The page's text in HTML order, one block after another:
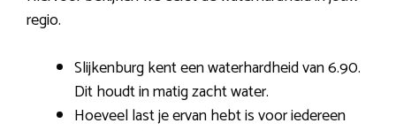
regio.
Slijkenburg kent een waterhardheid van 6.90.
Dit houdt in matig zacht water.
Hoeveel last je ervan hebt is voor iedereen